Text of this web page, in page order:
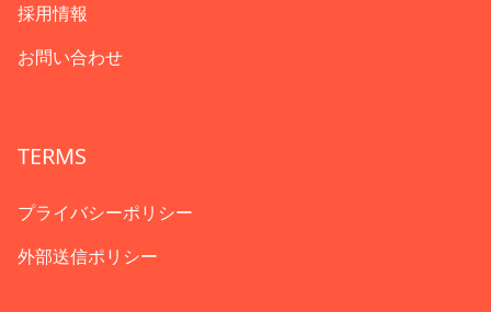
採用情報
お問い合わせ
TERMS
プライバシーポリシー
外部送信ポリシー